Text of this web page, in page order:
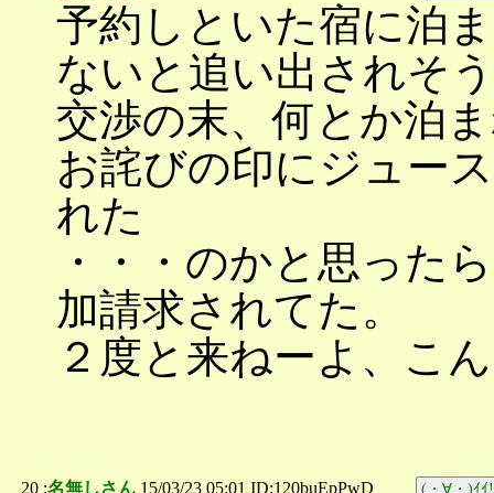
予約しといた宿に泊
ないと追い出されそ
交渉の末、何とか泊
お詫びの印にジュー
れた
・・・のかと思った
加請求されてた。
２度と来ねーよ、こ
20 :名無しさん 15/03/23 05:01 ID:120buEpPwD (・∀・)ｲｲ